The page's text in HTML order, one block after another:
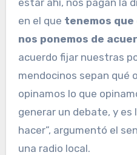
en el que tenemos que
nos ponemos de
acuerdo fijar nuestras
mendocinos sepan qué
opinamos lo que
generar un debate, y es
hacer”, argumentó el
una radio local.